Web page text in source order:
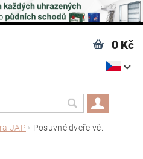
0 Kč
JAP
Posuvné dveře vč.